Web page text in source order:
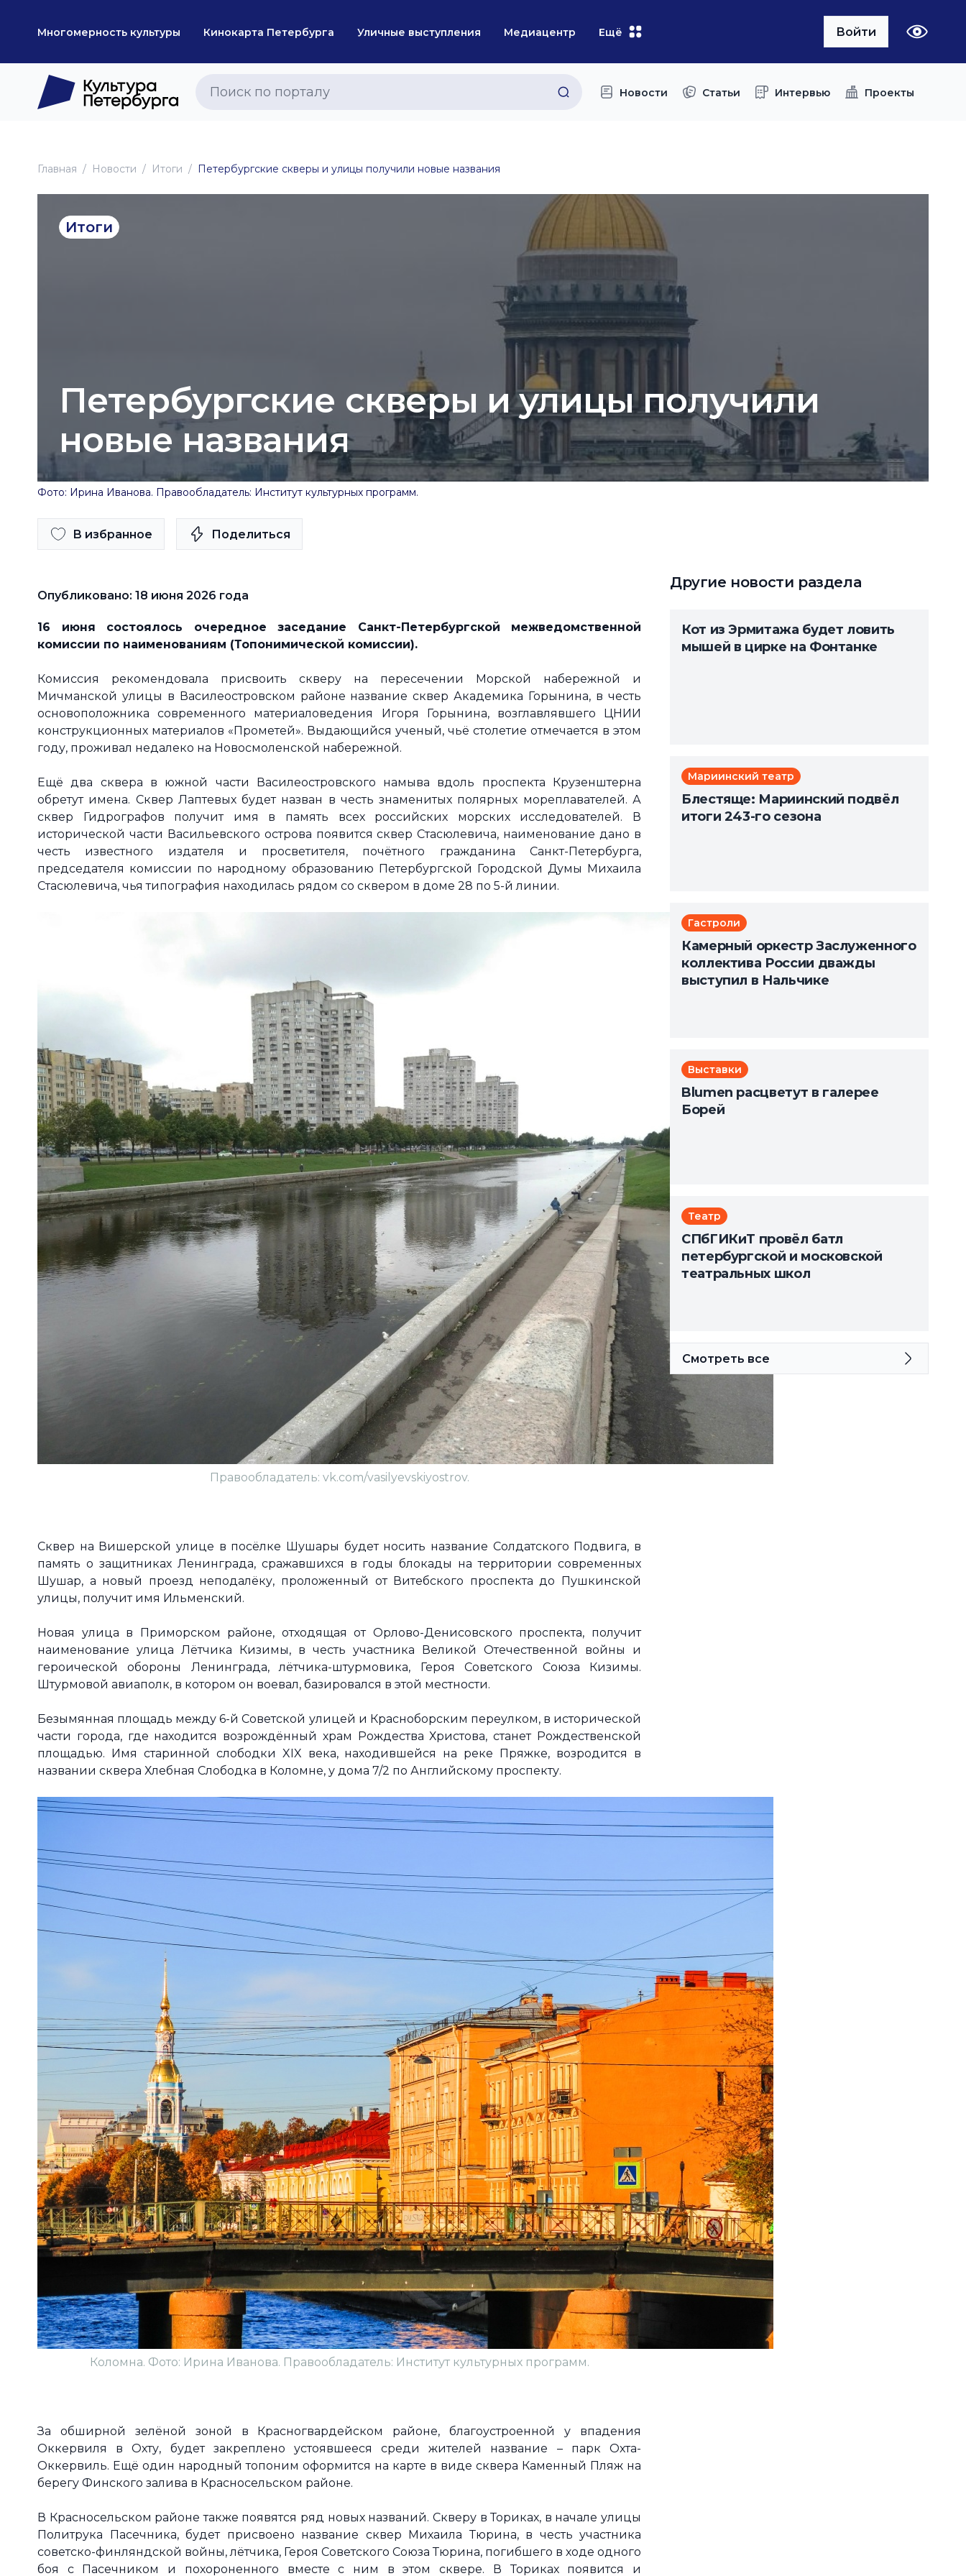
Многомерность культуры Кинокарта Петербурга Уличные выступления Медиацентр Ещё Войти
Новости Статьи Интервью Проекты
Главная Новоcти Итоги Петербургские скверы и улицы получили новые названия
Итоги
Петербургские скверы и улицы получили
новые названия
Фото: Ирина Иванова. Правообладатель: Институт культурных программ.
В избранное Поделиться
Опубликовано: 18 июня 2026 года
16 июня состоялось очередное заседание Санкт-Петербургской межведомственной
комиссии по наименованиям (Топонимической комиссии).
Комиссия рекомендовала присвоить скверу на пересечении Морской набережной и
Мичманской улицы в Василеостровском районе название сквер Академика Горынина, в честь
основоположника современного материаловедения Игоря Горынина, возглавлявшего ЦНИИ
конструкционных материалов «Прометей». Выдающийся ученый, чьё столетие отмечается в этом
году, проживал недалеко на Новосмоленской набережной.
Ещё два сквера в южной части Василеостровского намыва вдоль проспекта Крузенштерна
обретут имена. Сквер Лаптевых будет назван в честь знаменитых полярных мореплавателей. А
сквер Гидрографов получит имя в память всех российских морских исследователей. В
исторической части Васильевского острова появится сквер Стасюлевича, наименование дано в
честь известного издателя и просветителя, почётного гражданина Санкт-Петербурга,
председателя комиссии по народному образованию Петербургской Городской Думы Михаила
Стасюлевича, чья типография находилась рядом со сквером в доме 28 по 5-й линии.
Правообладатель: vk.com/vasilyevskiyostrov.
Сквер на Вишерской улице в посёлке Шушары будет носить название Солдатского Подвига, в
память о защитниках Ленинграда, сражавшихся в годы блокады на территории современных
Шушар, а новый проезд неподалёку, проложенный от Витебского проспекта до Пушкинской
улицы, получит имя Ильменский.
Новая улица в Приморском районе, отходящая от Орлово-Денисовского проспекта, получит
наименование улица Лётчика Кизимы, в честь участника Великой Отечественной войны и
героической обороны Ленинграда, лётчика-штурмовика, Героя Советского Союза Кизимы.
Штурмовой авиаполк, в котором он воевал, базировался в этой местности.
Безымянная площадь между 6-й Советской улицей и Красноборским переулком, в исторической
части города, где находится возрождённый храм Рождества Христова, станет Рождественской
площадью. Имя старинной слободки XIX века, находившейся на реке Пряжке, возродится в
названии сквера Хлебная Слободка в Коломне, у дома 7/2 по Английскому проспекту.
Коломна. Фото: Ирина Иванова. Правообладатель: Институт культурных программ.
За обширной зелёной зоной в Красногвардейском районе, благоустроенной у впадения
Оккервиля в Охту, будет закреплено устоявшееся среди жителей название – парк Охта-
Оккервиль. Ещё один народный топоним оформится на карте в виде сквера Каменный Пляж на
берегу Финского залива в Красносельском районе.
В Красносельском районе также появятся ряд новых названий. Скверу в Ториках, в начале улицы
Политрука Пасечника, будет присвоено название сквер Михаила Тюрина, в честь участника
советско-финляндской войны, лётчика, Героя Советского Союза Тюрина, погибшего в ходе одного
боя с Пасечником и похороненного вместе с ним в этом сквере. В Ториках появится и
Другие новости раздела
Кот из Эрмитажа будет ловить
мышей в цирке на Фонтанке
Мариинский театр
Блестяще: Мариинский подвёл
итоги 243-го сезона
Гастроли
Камерный оркестр Заслуженного
коллектива России дважды
выступил в Нальчике
Выставки
Blumen расцветут в галерее
Борей
Театр
СПбГИКиТ провёл батл
петербургской и московской
театральных школ
Смотреть все